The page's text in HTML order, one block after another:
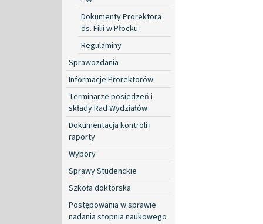
Dokumenty Prorektora
ds. Filii w Płocku
Regulaminy
Sprawozdania
Informacje Prorektorów
Terminarze posiedzeń i
składy Rad Wydziałów
Dokumentacja kontroli i
raporty
Wybory
Sprawy Studenckie
Szkoła doktorska
Postępowania w sprawie
nadania stopnia naukowego